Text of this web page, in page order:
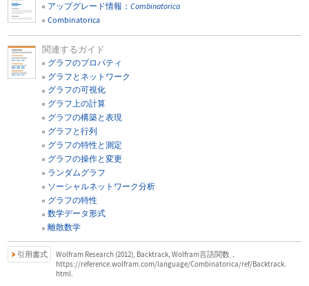
アップグレード情報：Combinatorica
Combinatorica
関連するガイド
グラフのプロパティ
グラフとネットワーク
グラフの可視化
グラフ上の計算
グラフの構築と表現
グラフと行列
グラフの特性と測定
グラフの操作と変更
ランダムグラフ
ソーシャルネットワーク分析
グラフの特性
数学データ形式
離散数学
引用書式
Wolfram Research (2012), Backtrack, Wolfram言語関数，
https://reference.wolfram.com/language/Combinatorica/ref/Backtrack.
html.